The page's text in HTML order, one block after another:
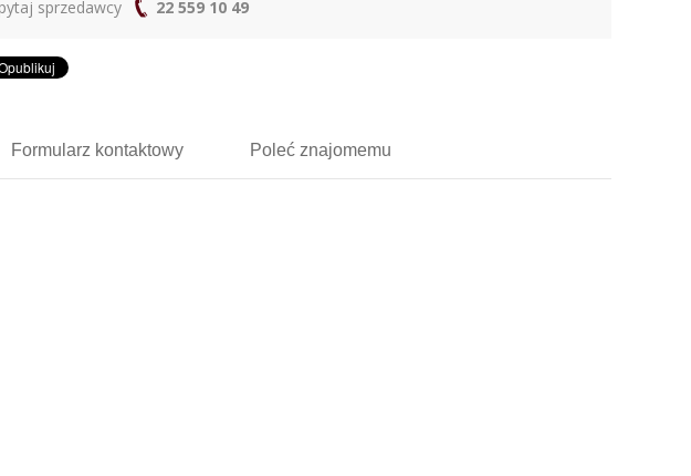
sprzedawcy 22 559 10 49
Formularz kontaktowy Poleć znajomemu